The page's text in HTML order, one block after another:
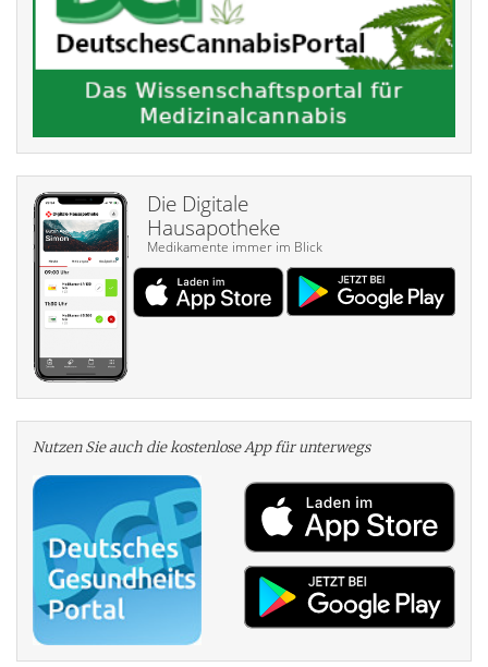
Die Digitale
Hausapotheke
Medikamente immer im Blick
Nutzen Sie auch die kosten­lose App für unterwegs